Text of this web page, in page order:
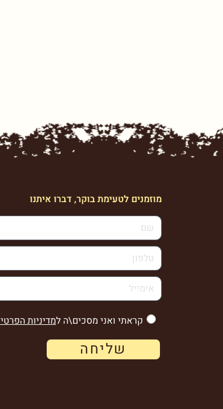
מוזמנים לטעימת בוקר, דברו איתנו
קראתי ואני מסכים\ה למדיניות
שליחה